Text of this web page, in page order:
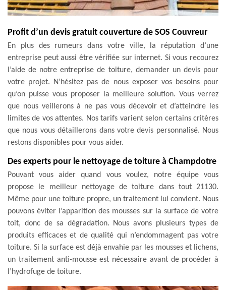
Profit d’un devis gratuit couverture de SOS Couvreur
En plus des rumeurs dans votre ville, la réputation d’une
entreprise peut aussi être vérifiée sur internet. Si vous recourez
l’aide de notre entreprise de toiture, demander un devis pour
votre projet. N’hésitez pas de nous exposer vos besoins pour
qu’on puisse vous proposer la meilleure solution. Vous verrez
que nous veillerons à ne pas vous décevoir et d’atteindre les
limites de vos attentes. Nos tarifs varient selon certains critères
que nous vous détaillerons dans votre devis personnalisé. Nous
restons disponibles pour vous aider.
Des experts pour le nettoyage de toiture à Champdotre
Pouvant vous aider quand vous voulez, notre équipe vous
propose le meilleur nettoyage de toiture dans tout 21130.
Même pour une toiture propre, un traitement lui convient. Nous
pouvons éviter l’apparition des mousses sur la surface de votre
toit, donc de sa dégradation. Nous avons plusieurs types de
produits efficaces et de qualité qui n’endommagent pas votre
toiture. Si la surface est déjà envahie par les mousses et lichens,
un traitement anti-mousse est nécessaire avant de procéder à
l’hydrofuge de toiture.